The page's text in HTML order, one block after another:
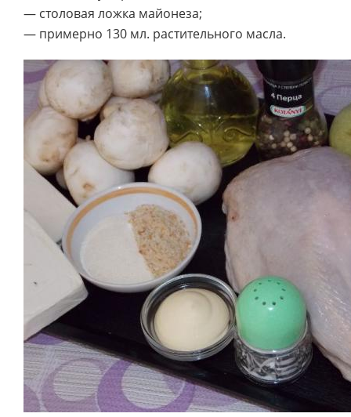
— столовая ложка майонеза;
— примерно 130 мл. растительного масла.